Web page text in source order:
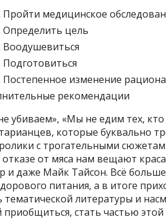
Пройти медицинское
Определить цель
Воодушевиться
Постепенное изменение рациона
рекомендации
убиваем», «Мы не едим тех,
которые буквально
с трогательными
отказе от мяса нам вещают
и даже Майк Тайсон. Всё
питания, а в итоге
тематической литературы и
приобщиться, стать частью